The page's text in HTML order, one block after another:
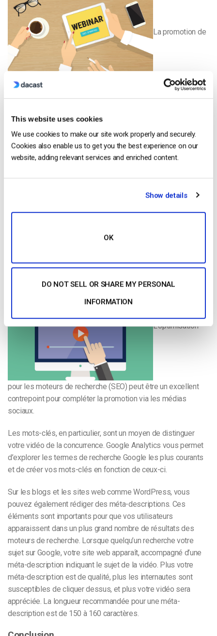
This website uses cookies
We use cookies to make our site work properly and securely.
Cookies also enable us to get you the best experience on our
website, adding relevant services and enriched content.
Show details
OK
DO NOT SELL OR SHARE MY PERSONAL
INFORMATION
La promotion de
vos vidéos tutorielles récemment terminées est un aspect
essentiel – et souvent mal exécuté – du processus. Tout
promouvoir votre vidéo. Les médias sociaux et les blogs sont
des aspects évidents mais importants pour stimuler
l’audience.
inutile de lui demander s’il peut mentionner votre blog ou votre
contenu sur son site. Lorsque vous publiez votre contenu sur
Facebook, Twitter et tout autre média social pour que les
directement à partir de la page.
RÉFÉRENCEMENT
L’optimisation
pour les moteurs de recherche (SEO) peut être un excellent
contrepoint pour compléter la promotion via les médias
sociaux.
Les mots-clés, en particulier, sont un moyen de distinguer
votre vidéo de la concurrence. Google Analytics vous permet
d’explorer les termes de recherche Google les plus courants
et de créer vos mots-clés en fonction de ceux-ci.
Sur les blogs et les sites web comme WordPress, vous
pouvez également rédiger des méta-descriptions. Ces
éléments sont importants pour que vos utilisateurs
apparaissent dans un plus grand nombre de résultats des
moteurs de recherche. Lorsque quelqu’un recherche votre
sujet sur Google, votre site web apparaît, accompagné d’une
méta-description indiquant le sujet de la vidéo. Plus votre
méta-description est de qualité, plus les internautes sont
susceptibles de cliquer dessus, et plus votre vidéo sera
appréciée. La longueur recommandée pour une méta-
description est de 150 à 160 caractères.